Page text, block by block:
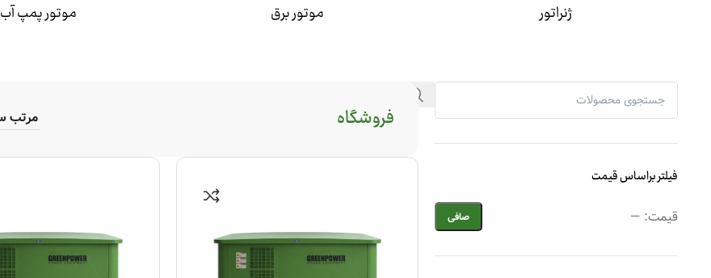
ژنراتور موتور برق موتور پمپ آب
فیلتر براساس قیمت
صافی قيمت: —
فروشگاه